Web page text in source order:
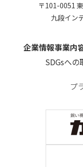
〒101-0051
九段イン
企業情報事業内
SDGsへの
プ